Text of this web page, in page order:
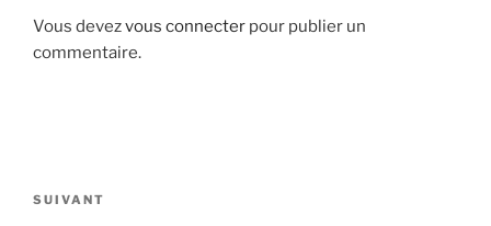
Vous devezvous connecter pour publier un
commentaire.
de
Article
SUIVANT